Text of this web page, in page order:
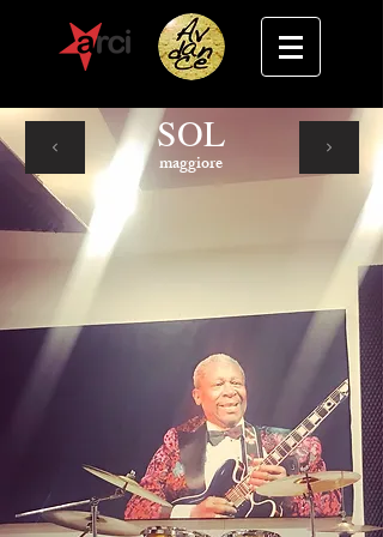
SOL
maggiore